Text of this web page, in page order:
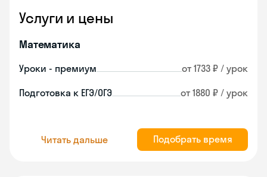
Услуги и цены
Математика
Уроки - премиум от 1733 ₽ / урок
Подготовка к ЕГЭ/ОГЭ от 1880 ₽ / урок
Читать дальше Подобрать время